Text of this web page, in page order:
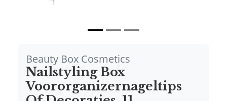
Beauty Box Cosmetics
Nailstyling Box
Voororganizernageltips